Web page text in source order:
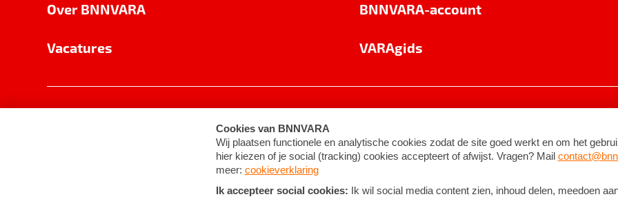
Over BNNVARA
Vacatures
BNNVARA-account
VARAgids
Cookie-instellingen Algemene voorwaarden ©2026BNNVARA